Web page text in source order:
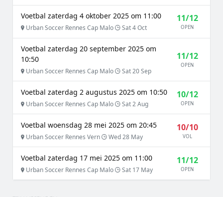
Voetbal zaterdag 4 oktober 2025 om 11:00
Urban Soccer Rennes Cap Malo Sat 4 Oct
11/12
OPEN
Voetbal zaterdag 20 september 2025 om
10:50
Urban Soccer Rennes Cap Malo Sat 20 Sep
11/12
OPEN
Voetbal zaterdag 2 augustus 2025 om 10:50
Urban Soccer Rennes Cap Malo Sat 2 Aug
10/12
OPEN
Voetbal woensdag 28 mei 2025 om 20:45
Urban Soccer Rennes Vern Wed 28 May
10/10
VOL
Voetbal zaterdag 17 mei 2025 om 11:00
Urban Soccer Rennes Cap Malo Sat 17 May
11/12
OPEN